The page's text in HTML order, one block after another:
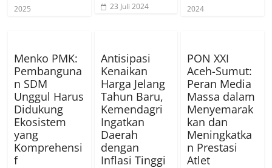
2025
23 Juli 2024
2024
Menko PMK:
Pembanguna
n SDM
Unggul Harus
Didukung
Ekosistem
yang
Komprehensi
f
Antisipasi
Kenaikan
Harga Jelang
Tahun Baru,
Kemendagri
Ingatkan
Daerah
dengan
Inflasi Tinggi
PON XXI
Aceh-Sumut:
Peran Media
Massa dalam
Menyemarak
kan dan
Meningkatka
n Prestasi
Atlet